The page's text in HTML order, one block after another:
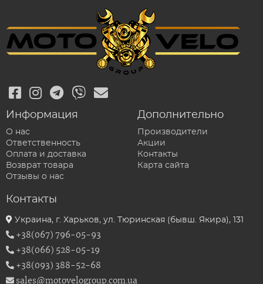
Информация
О нас
Ответственность
Оплата и доставка
Возврат товара
Отзывы о нас
Дополнительно
Производители
Акции
Контакты
Карта сайта
Контакты
Украина, г. Харьков, ул. Тюринская (бывш. Якира), 131
+38(067) 796-05-93
+38(066) 528-05-19
+38(093) 388-52-68
sales@motovelogroup.com.ua